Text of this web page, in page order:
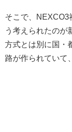
そこで、NEXCO3
う考えられたのが
方式とは別に国・
路が作られていて